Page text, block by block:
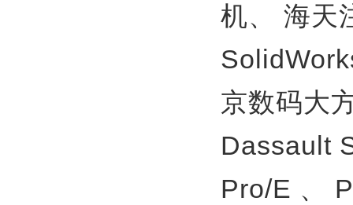
机、
海天
京数码大
Dassault
Pro/E 、